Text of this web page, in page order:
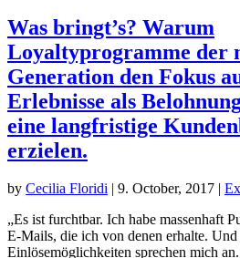
Was bringt’s? Warum
Loyaltyprogramme der
Generation den Fokus
Erlebnisse als
eine langfristige
erzielen.
by Cecilia Floridi | 9. October, 2017 |
„Es ist furchtbar. Ich habe massenhaft
E-Mails, die ich von denen erhalte. Und
Einlösemöglichkeiten sprechen mich